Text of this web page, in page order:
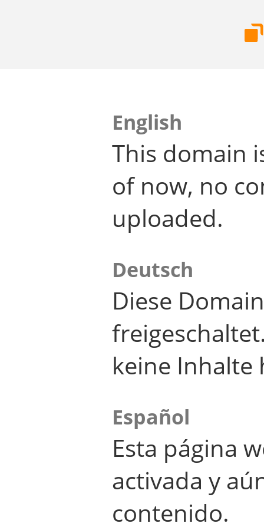
English
This domain
of now, no
uploaded.
Deutsch
Diese
keine Inhalte
Español
Esta página
activada y
contenido.